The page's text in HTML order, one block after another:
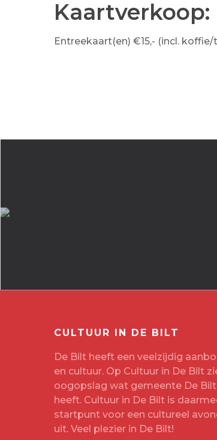
Kaartverkoop:
Entreekaart(en) €15,- (incl.
CULTUUR IN DE BILT
De Bilt heeft een veelzijdig
en cultuur. Op Cultuur in De Bilt
oogopslag wat gemeente De
heeft. Cultuur in De Bilt is
startpunt voor een cultureel
uit. Veel plezier in De Bilt!